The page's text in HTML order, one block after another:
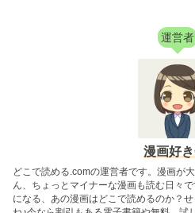
運営者
漫画好
どこで読める.comの運営者です。漫画が
ん、ちょっとマイナーな漫画も読む日々
になる、あの漫画はどこで読めるのか？